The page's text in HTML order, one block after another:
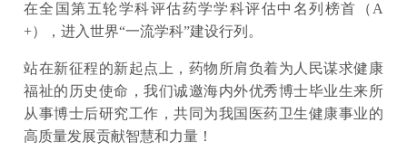
在全国第五轮学科评估药学学科评估中名列榜首（A
+），进入世界“一流学科”建设行列。
站在新征程的新起点上，药物所肩负着为人民谋求健康
福祉的历史使命，我们诚邀海内外优秀博士毕业生来所
从事博士后研究工作，共同为我国医药卫生健康事业的
高质量发展贡献智慧和力量！